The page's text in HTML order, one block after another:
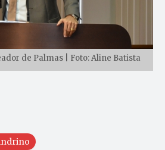
de Palmas | Foto: Aline Batista